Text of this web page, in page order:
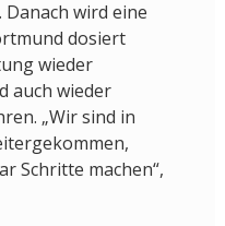
wird eine
dosiert
wieder
auch wieder
„Wir sind in
Schritte machen“,